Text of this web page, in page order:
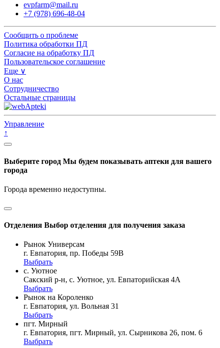
evpfarm@mail.ru
+7 (978) 696-48-04
Сообщить о проблеме
Политика обработки ПД
Согласие на обработку ПД
Пользовательское соглашение
Еще ∨
О нас
Сотрудничество
Остальные страницы
Управление
↑
Выберите город Мы будем показывать аптеки для вашего
города
Города временно недоступны.
Отделения Выбор отделения для получения заказа
Рынок Универсам
г. Евпатория, пр. Победы 59В
Выбрать
с. Уютное
Сакский р-н, с. Уютное, ул. Евпаторийская 4А
Выбрать
Рынок на Короленко
г. Евпатория, ул. Вольная 31
Выбрать
пгт. Мирный
г. Евпатория, пгт. Мирный, ул. Сырникова 26, пом. 6
Выбрать